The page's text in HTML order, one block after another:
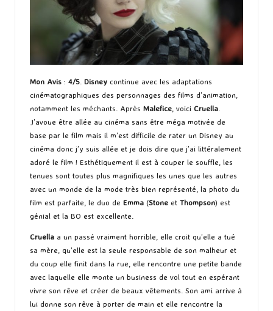
Mon Avis : 4/5 Disney continue avec les adaptations
cinématographiques des personnages des films d’animation,
notamment les méchants. Après Malefice , voici Cruella
J’avoue être allée au cinéma sans être méga motivée de
base par le film mais il m’est difficile de rater un Disney au
cinéma donc j’y suis allée et je dois dire que j’ai littéralement
adoré le film ! Esthétiquement il est à couper le souffle, les
tenues sont toutes plus magnifiques les unes que les autres
avec un monde de la mode très bien représenté, la photo du
film est parfaite, le duo de Emma (Stone et Thompson) est
génial et la BO est excellente.
Cruella a un passé vraiment horrible, elle croit qu’elle a tué
sa mère, qu’elle est la seule responsable de son malheur et
du coup elle finit dans la rue, elle rencontre une petite bande
avec laquelle elle monte un business de vol tout en espérant
vivre son rêve et créer de beaux vêtements. Son ami arrive à
lui donne son rêve à porter de main et elle rencontre la